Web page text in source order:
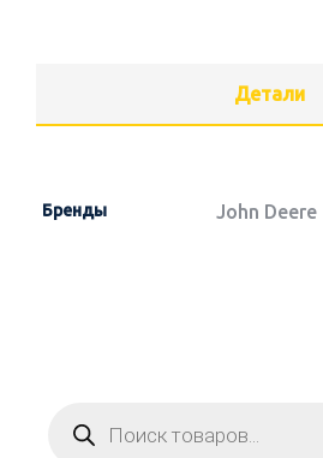
Детали
Бренды John Deere